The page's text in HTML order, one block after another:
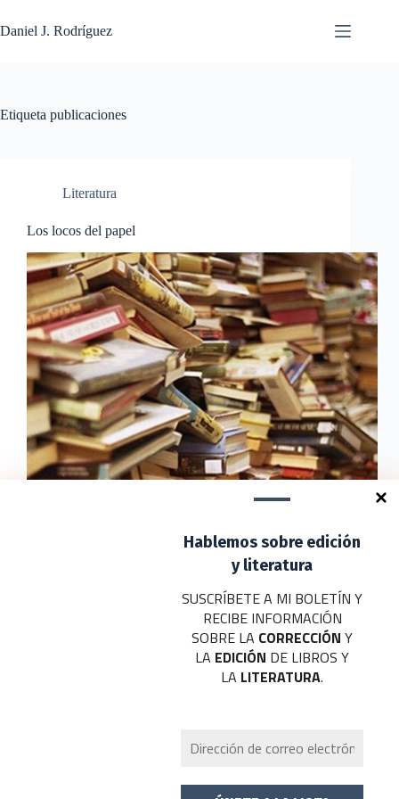
al
contenido
Daniel J. Rodríguez
Etiqueta publicaciones
Literatura
Los locos del papel
Hay mundo más allá del señor Lara, su autocracia
literaria y ese colosal feudo que dirige, llamado
Editorial Planeta, son los locos del papel.
diciembre 10, 2014
Hablemos sobre edición
y literatura
SUSCRÍBETE A MI BOLETÍN Y
RECIBE INFORMACIÓN
SOBRE LA CORRECCIÓNY
LA EDICIÓN DE LIBROS Y
LA LITERATURA.